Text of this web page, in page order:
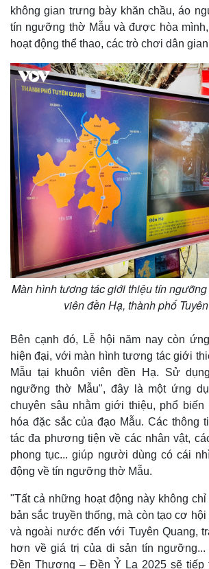
Pháp luật
Vụ án
Tin nóng
Tư vấn luật
Quân sự
Vũ khí
Việt Nam
Phân tích
không gian trưng bày khăn chầu, áo
tín ngưỡng thờ Mẫu và được hòa
hoạt động thể thao, các trò chơi dân
Màn hình tương tác giới thiệu tín
viên đền Hạ, thành phố
Bên cạnh đó, Lễ hội năm nay còn
hiện đại, với màn hình tương tác giới
Mẫu tại khuôn viên đền Hạ. Sử
ngưỡng thờ Mẫu", đây là một ứng
chuyên sâu nhằm giới thiệu, phổ
hóa đặc sắc của đạo Mẫu. Các thông
tác đa phương tiện về các nhân vật,
phong tục... giúp người dùng có cái
động về tín ngưỡng thờ Mẫu.
"Tất cả những hoạt động này không
bản sắc truyền thống, mà còn tạo cơ
và ngoài nước đến với Tuyên Quang,
hơn về giá trị của di sản tín
Đền Thượng – Đền Ỷ La 2025 sẽ tiếp